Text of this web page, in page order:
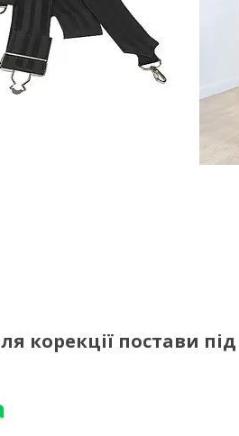
корекції постави